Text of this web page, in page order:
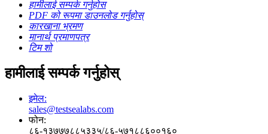
हामीलाई सम्पर्क गर्नुहोस
PDF को रूपमा डाउनलोड गर्नुहोस्
कारखाना भ्रमण
मानार्थ प्रमाणपत्र
टिम शो
हामीलाई सम्पर्क गर्नुहोस्
इमेल:
sales@testsealabs.com
फोन:
८६-१३७७७८८५३३५/८६-५७१८८६००१६०